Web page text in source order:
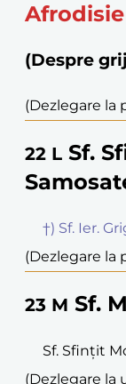
Afrodisie
(Despre
(Dezlegare la
22 L Sf.
†) Sf. Ier.
(Dezlegare la
23 M Sf.
Sf. Sfințit
(Dezlegare la